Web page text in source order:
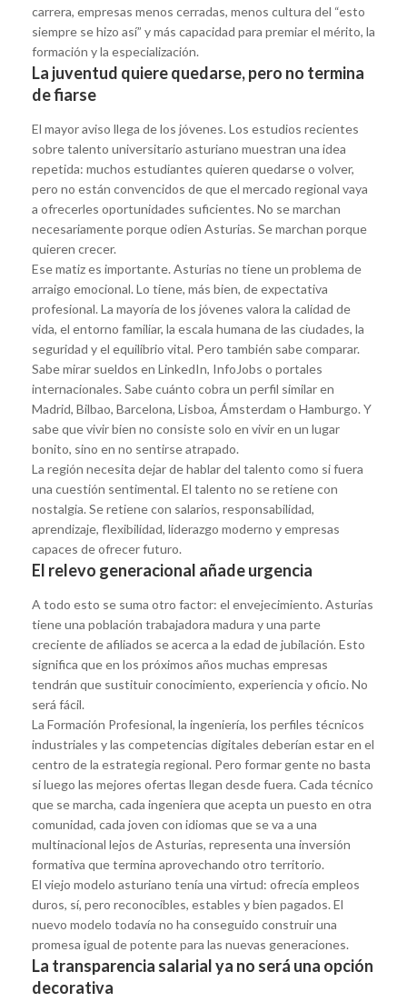
carrera, empresas menos cerradas, menos cultura del “esto
siempre se hizo así” y más capacidad para premiar el mérito, la
formación y la especialización.
La juventud quiere quedarse, pero no termina
de fiarse
El mayor aviso llega de los jóvenes. Los estudios recientes
sobre talento universitario asturiano muestran una idea
repetida: muchos estudiantes quieren quedarse o volver,
pero no están convencidos de que el mercado regional vaya
a ofrecerles oportunidades suficientes. No se marchan
necesariamente porque odien Asturias. Se marchan porque
quieren crecer.
Ese matiz es importante. Asturias no tiene un problema de
arraigo emocional. Lo tiene, más bien, de expectativa
profesional. La mayoría de los jóvenes valora la calidad de
vida, el entorno familiar, la escala humana de las ciudades, la
seguridad y el equilibrio vital. Pero también sabe comparar.
Sabe mirar sueldos en LinkedIn, InfoJobs o portales
internacionales. Sabe cuánto cobra un perfil similar en
Madrid, Bilbao, Barcelona, Lisboa, Ámsterdam o Hamburgo. Y
sabe que vivir bien no consiste solo en vivir en un lugar
bonito, sino en no sentirse atrapado.
La región necesita dejar de hablar del talento como si fuera
una cuestión sentimental. El talento no se retiene con
nostalgia. Se retiene con salarios, responsabilidad,
aprendizaje, flexibilidad, liderazgo moderno y empresas
capaces de ofrecer futuro.
El relevo generacional añade urgencia
A todo esto se suma otro factor: el envejecimiento. Asturias
tiene una población trabajadora madura y una parte
creciente de afiliados se acerca a la edad de jubilación. Esto
significa que en los próximos años muchas empresas
tendrán que sustituir conocimiento, experiencia y oficio. No
será fácil.
La Formación Profesional, la ingeniería, los perfiles técnicos
industriales y las competencias digitales deberían estar en el
centro de la estrategia regional. Pero formar gente no basta
si luego las mejores ofertas llegan desde fuera. Cada técnico
que se marcha, cada ingeniera que acepta un puesto en otra
comunidad, cada joven con idiomas que se va a una
multinacional lejos de Asturias, representa una inversión
formativa que termina aprovechando otro territorio.
El viejo modelo asturiano tenía una virtud: ofrecía empleos
duros, sí, pero reconocibles, estables y bien pagados. El
nuevo modelo todavía no ha conseguido construir una
promesa igual de potente para las nuevas generaciones.
La transparencia salarial ya no será una opción
decorativa